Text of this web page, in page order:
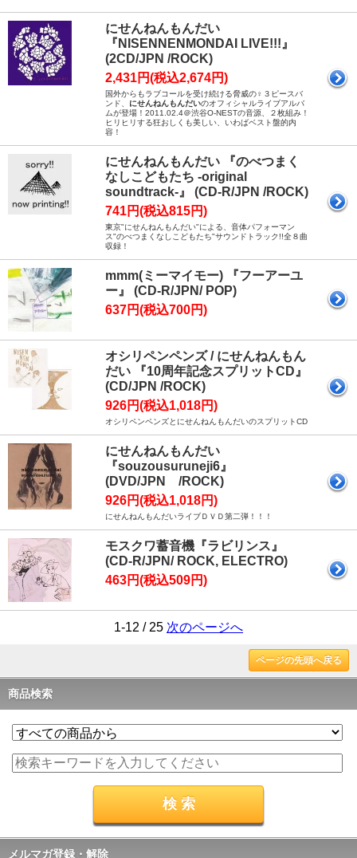
にせんねんもんだい
『NISENNENMONDAI LIVE!!!』
(2CD/JPN /ROCK)
2,431円(税込2,674円)
国外からもラブコールを受け続ける脅威の♀３ピースバ
ンド、 にせんねんもんだいのオフィシャルライブアルバ
ムが登場！2011.02.4＠渋谷O-NESTの音源、２枚組み！
ヒリヒリする狂おしくも美しい、いわばベスト盤的内
容！
にせんねんもんだい 『のべつまく
なしこどもたち -original
soundtrack-』 (CD-R/JPN /ROCK)
741円(税込815円)
東京"にせんねんもんだい"による、音体パフォーマン
ス"のべつまくなしこどもたち"サウンドトラック!!全８曲
収録！
mmm(ミーマイモー) 『フーアーユ
ー』 (CD-R/JPN/ POP)
637円(税込700円)
オシリペンペンズ / にせんねんもん
だい 『10周年記念スプリットCD』
(CD/JPN /ROCK)
926円(税込1,018円)
オシリペンペンズとにせんねんもんだいのスプリットCD
にせんねんもんだい
『souzousuruneji6』
(DVD/JPN /ROCK)
926円(税込1,018円)
にせんねんもんだいライブＤＶＤ第二弾！！！
モスクワ蓄音機『ラビリンス』
(CD-R/JPN/ ROCK, ELECTRO)
463円(税込509円)
1-12 / 25 次のページへ
ページの先頭へ戻る
商品検索
メルマガ登録・解除